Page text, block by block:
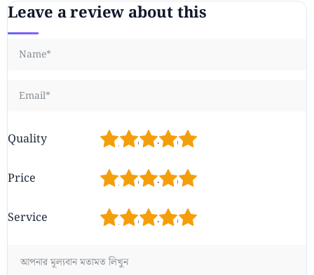
Leave a review about this
Quality 5
4
3
2
Price 5
4
3
2
Service 5
4
3
2